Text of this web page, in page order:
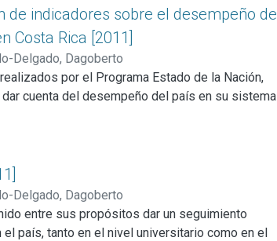
de indicadores sobre el desempeño de
Costa Rica [2011]
Delgado, Dagoberto
por el Programa Estado de la Nación,
cuenta del desempeño del país en su sistema
Delgado, Dagoberto
entre sus propósitos dar un seguimiento
país, tanto en el nivel universitario como en el